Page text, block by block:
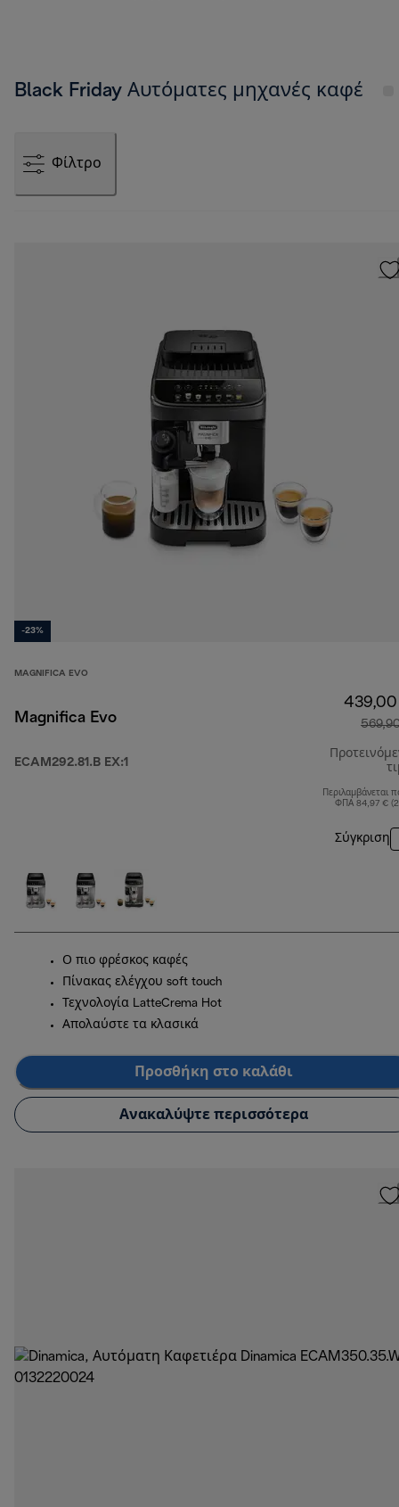
Black Friday Αυτόματες μηχανές καφέ
Φίλτρο
-23%
MAGNIFICA EVO
Magnifica Evo
ECAM292.81.B EX:1
Περιλαμβάνεται
ΦΠΑ 84,97 €
Σύγκριση
Ο πιο φρέσκος καφές
Πίνακας ελέγχου soft touch
Τεχνολογία LatteCrema Hot
Απολαύστε τα κλασικά
Προσθήκη στο καλάθι
Ανακαλύψτε περισσότερα